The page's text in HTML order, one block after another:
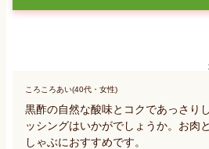
ころころあい(40代・女性)
黒酢の自然な酸味とコクであっさり
ッシングはいかがでしょうか。お肉
しゃぶにおすすめです。